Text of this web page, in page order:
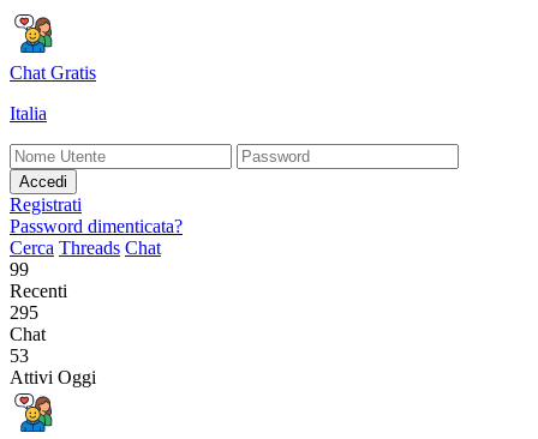
Chat Gratis
Italia
Accedi
Registrati
Password dimenticata?
Cerca Threads Chat
99
Recenti
295
Chat
53
Attivi Oggi